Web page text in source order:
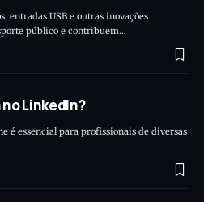
entradas USB e outras inovações
público e contribuem…
LinkedIn?
é essencial para profissionais de diversas